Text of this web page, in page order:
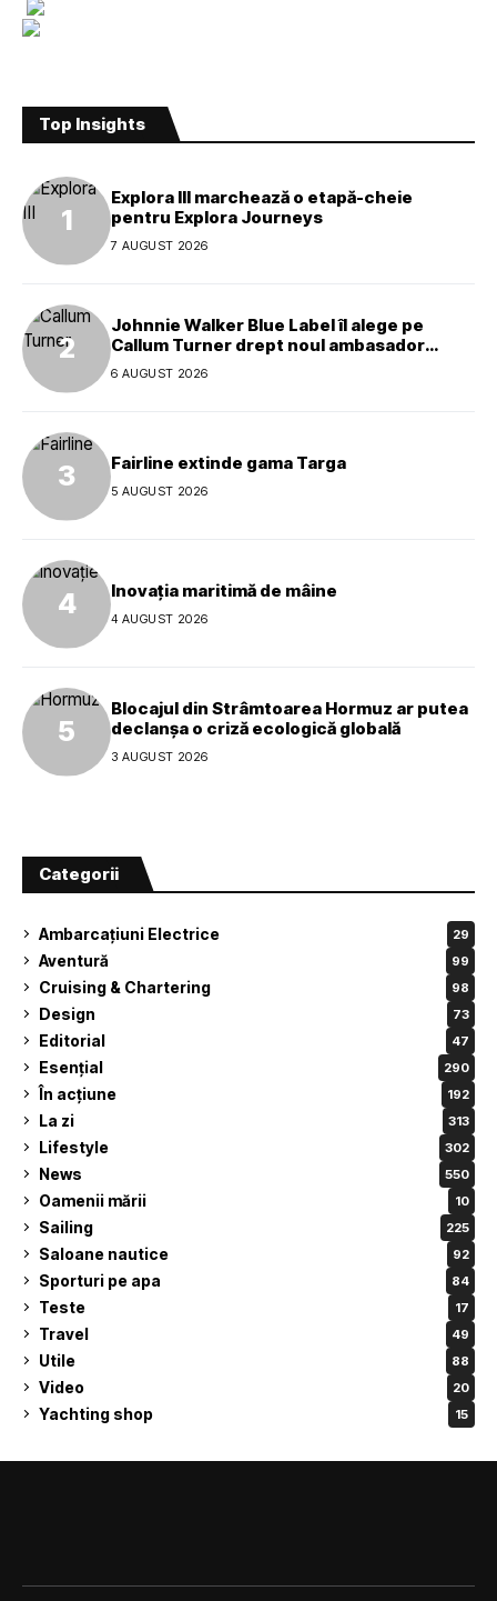
Top Insights
Explora III marchează o etapă-cheie
pentru Explora Journeys
7 AUGUST 2026
Johnnie Walker Blue Label îl alege pe
Callum Turner drept noul ambasador
global al mărcii
6 AUGUST 2026
Fairline extinde gama Targa
5 AUGUST 2026
Inovația maritimă de mâine
4 AUGUST 2026
Blocajul din Strâmtoarea Hormuz ar putea
declanșa o criză ecologică globală
3 AUGUST 2026
Categorii
Ambarcațiuni Electrice 29
Aventură 99
Cruising & Chartering 98
Design 73
Editorial 47
Esențial 290
În acțiune 192
La zi 313
Lifestyle 302
News 550
Oamenii mării 10
Sailing 225
Saloane nautice 92
Sporturi pe apa 84
Teste 17
Travel 49
Utile 88
Video 20
Yachting shop 15